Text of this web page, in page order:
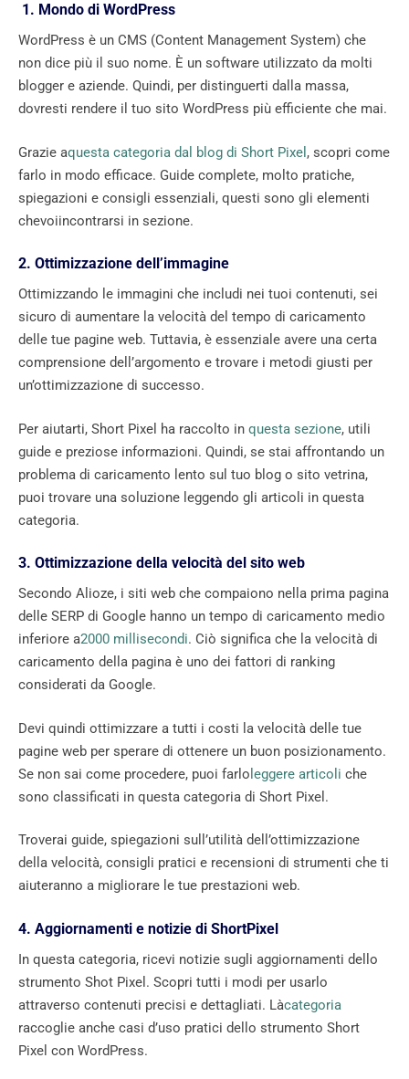
1. Mondo di WordPress
WordPress è un CMS (Content Management System) che
non dice più il suo nome. È un software utilizzato da molti
blogger e aziende. Quindi, per distinguerti dalla massa,
dovresti rendere il tuo sito WordPress più efficiente che mai.
Grazie aquesta categoria dal blog di Short Pixel , scopri come
farlo in modo efficace. Guide complete, molto pratiche,
spiegazioni e consigli essenziali, questi sono gli elementi
chevoiincontrarsi in sezione.
2. Ottimizzazione dell’immagine
Ottimizzando le immagini che includi nei tuoi contenuti, sei
sicuro di aumentare la velocità del tempo di caricamento
delle tue pagine web. Tuttavia, è essenziale avere una certa
comprensione dell’argomento e trovare i metodi giusti per
un’ottimizzazione di successo.
Per aiutarti, Short Pixel ha raccolto in questa sezione, utili
guide e preziose informazioni. Quindi, se stai affrontando un
problema di caricamento lento sul tuo blog o sito vetrina,
puoi trovare una soluzione leggendo gli articoli in questa
categoria.
3. Ottimizzazione della velocità del sito web
Secondo Alioze, i siti web che compaiono nella prima pagina
delle SERP di Google hanno un tempo di caricamento medio
inferiore a2000 millisecondi. Ciò significa che la velocità di
caricamento della pagina è uno dei fattori di ranking
considerati da Google.
Devi quindi ottimizzare a tutti i costi la velocità delle tue
pagine web per sperare di ottenere un buon posizionamento.
Se non sai come procedere, puoi farlo leggere articoli che
sono classificati in questa categoria di Short Pixel.
Troverai guide, spiegazioni sull’utilità dell’ottimizzazione
della velocità, consigli pratici e recensioni di strumenti che ti
aiuteranno a migliorare le tue prestazioni web.
4. Aggiornamenti e notizie di ShortPixel
In questa categoria, ricevi notizie sugli aggiornamenti dello
strumento Shot Pixel. Scopri tutti i modi per usarlo
attraverso contenuti precisi e dettagliati. Làcategoria
raccoglie anche casi d’uso pratici dello strumento Short
Pixel con WordPress.